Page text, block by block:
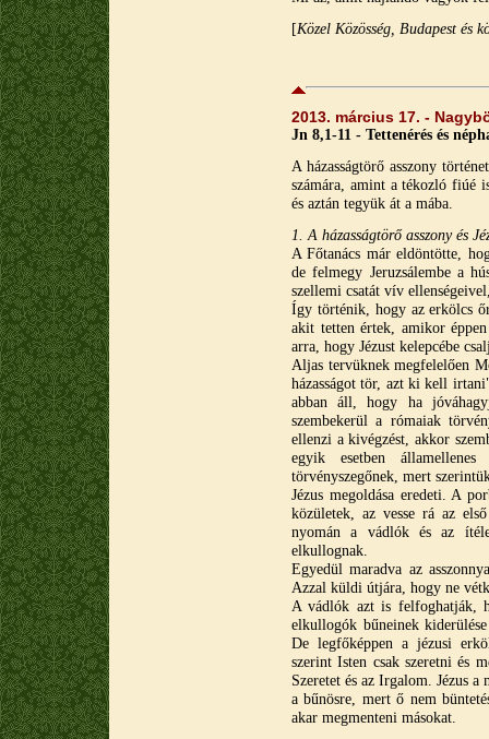
[Közel Közösség, Budapest és
2013. március 17. -
Jn 8,1-11 - Tettenérés és
A házasságtörő asszony
számára, amint a tékozló
és aztán tegyük át a mába.
1. A házasságtörő asszony és
A Főtanács már eldöntötte,
de felmegy Jeruzsálembe a
szellemi csatát vív
Így történik, hogy az erkölcs
akit tetten értek, amikor
arra, hogy Jézust kelepcébe
Aljas tervüknek megfelelően
házasságot tör, azt ki kell
abban áll, hogy ha
szembekerül a rómaiak
ellenzi a kivégzést, akkor
egyik esetben
törvényszegőnek, mert
Jézus megoldása eredeti. A
közületek, az vesse rá az
nyomán a vádlók és az
elkullognak.
Egyedül maradva az
Azzal küldi útjára, hogy ne
A vádlók azt is felfoghatják,
elkullogók bűneinek
De legfőképpen a jézusi
szerint Isten csak szeretni és
Szeretet és az Irgalom. Jézus
a bűnösre, mert ő nem
akar megmenteni másokat.